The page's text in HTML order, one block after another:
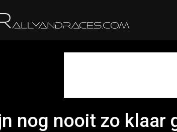
nog nooit zo klaar